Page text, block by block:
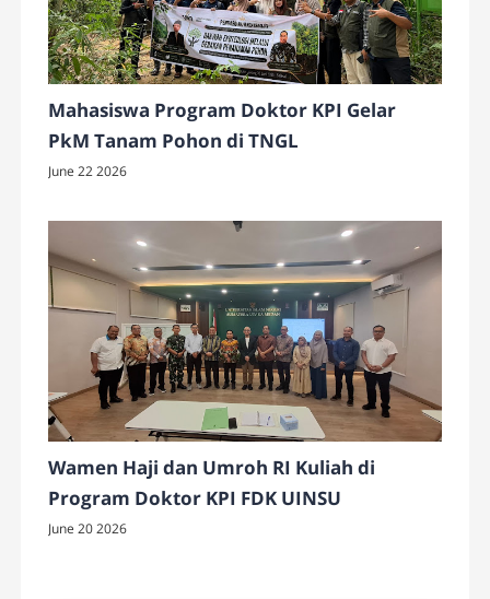
Mahasiswa Program Doktor KPI Gelar
PkM Tanam Pohon di TNGL
June 22 2026
Wamen Haji dan Umroh RI Kuliah di
Program Doktor KPI FDK UINSU
June 20 2026